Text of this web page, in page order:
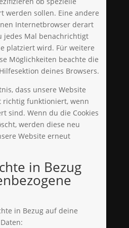
werden sollen. Eine andere
Internetbrowser derart
jedes Mal benachrichtigt
platziert wird. Für weitere
Möglichkeiten beachte die
deines Browsers.
dass unsere Website
richtig funktioniert, wenn
sind. Wenn du die Cookies
werden diese neu
Website erneut
in Bezug
in Bezug auf deine